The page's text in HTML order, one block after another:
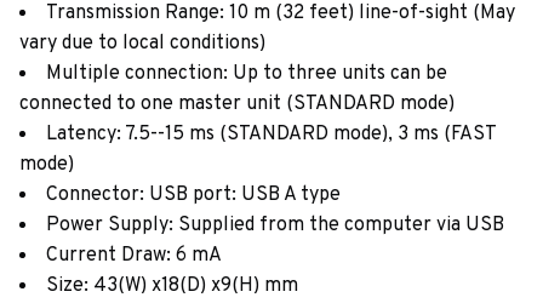
Transmission Range: 10 m (32 feet) line-of-sight (May
vary due to local conditions)
Multiple connection: Up to three units can be
connected to one master unit (STANDARD mode)
Latency: 7.5--15 ms (STANDARD mode), 3 ms (FAST
mode)
Connector: USB port: USB A type
Power Supply: Supplied from the computer via USB
Current Draw: 6 mA
Size: 43(W) x18(D) x9(H) mm